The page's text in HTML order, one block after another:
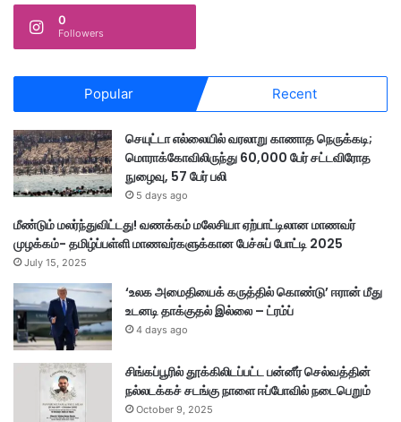
0
Followers
Popular Recent
செயுட்டா எல்லையில் வரலாறு காணாத நெருக்கடி;
மொராக்கோவிலிருந்து 60,000 பேர் சட்டவிரோத
நுழைவு, 57 பேர் பலி
5 days ago
மீண்டும் மலர்ந்துவிட்டது! வணக்கம் மலேசியா ஏற்பாட்டிலான மாணவர்
முழக்கம்- தமிழ்ப்பள்ளி மாணவர்களுக்கான பேச்சுப் போட்டி 2025
July 15, 2025
‘உலக அமைதியைக் கருத்தில் கொண்டு’ ஈரான் மீது
உடனடி தாக்குதல் இல்லை – ட்ரம்ப்
4 days ago
சிங்கப்பூரில் தூக்கிலிடப்பட்ட பன்னீர் செல்வத்தின்
நல்லடக்கச் சடங்கு நாளை ஈப்போவில் நடைபெறும்
October 9, 2025